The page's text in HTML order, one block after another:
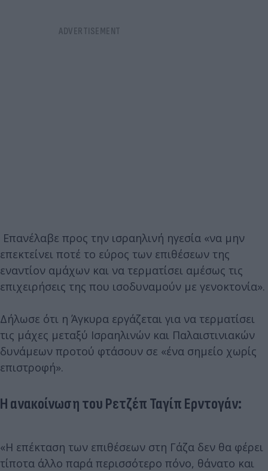
Επανέλαβε προς την ισραηλινή ηγεσία «να μην
επεκτείνει ποτέ το εύρος των επιθέσεων της
εναντίον αμάχων και να τερματίσει αμέσως τις
επιχειρήσεις της που ισοδυναμούν με γενοκτονία».
Δήλωσε ότι η Άγκυρα εργάζεται για να τερματίσει
τις μάχες μεταξύ Ισραηλινών και Παλαιστινιακών
δυνάμεων προτού φτάσουν σε «ένα σημείο χωρίς
επιστροφή».
Η ανακοίνωση του Ρετζέπ Ταγίπ Ερντογάν:
«Η επέκταση των επιθέσεων στη Γάζα δεν θα φέρει
τίποτα άλλο παρά περισσότερο πόνο, θάνατο και